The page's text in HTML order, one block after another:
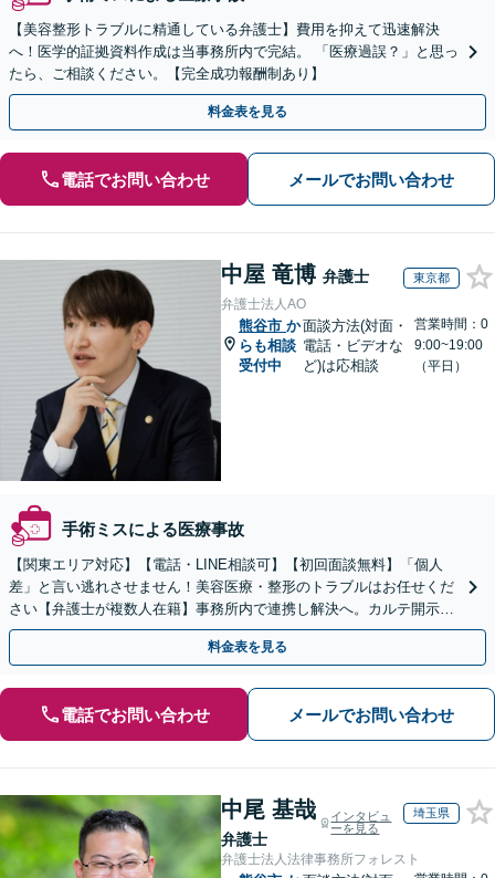
【美容整形トラブルに精通している弁護士】費用を抑えて迅速解決
へ！医学的証拠資料作成は当事務所内で完結。 「医療過誤？」と思っ
たら、ご相談ください。【完全成功報酬制あり】
料金表を見る
電話でお問い合わせ メールでお問い合わせ
中屋 竜博 弁護士 東京都
弁護士法人AO
熊谷市 か
らも相談
受付中
面談方法(対面・
電話・ビデオな
ど)は応相談
営業時間：0
9:00~19:00
（平日）
手術ミスによる医療事故
【関東エリア対応】【電話・LINE相談可】【初回面談無料】「個人
差」と言い逃れさせません！美容医療・整形のトラブルはお任せくだ
さい【弁護士が複数人在籍】事務所内で連携し解決へ。カルテ開示や
返金・賠償請求をサポートいたします【休日夜間面談可】
料金表を見る
電話でお問い合わせ メールでお問い合わせ
中尾 基哉
弁護士
インタビュ
ーを見る
埼玉県
弁護士法人法律事務所フォレスト